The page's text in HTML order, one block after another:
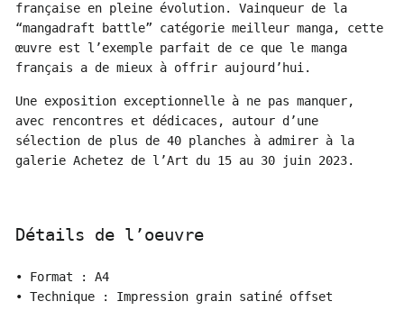
française en pleine évolution. Vainqueur de la
“mangadraft battle” catégorie meilleur manga, cette
œuvre est l’exemple parfait de ce que le manga
français a de mieux à offrir aujourd’hui.
Une exposition exceptionnelle à ne pas manquer,
avec rencontres et dédicaces, autour d’une
sélection de plus de 40 planches à admirer à la
galerie Achetez de l’Art du 15 au 30 juin 2023.
Détails de l’oeuvre
• Format : A4
• Technique : Impression grain satiné offset